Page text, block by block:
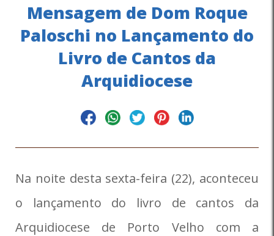
Mensagem de Dom Roque
Paloschi no Lançamento do
Livro de Cantos da
Arquidiocese
Na noite desta sexta-feira (22), aconteceu
o lançamento do livro de cantos da
Arquidiocese de Porto Velho com a